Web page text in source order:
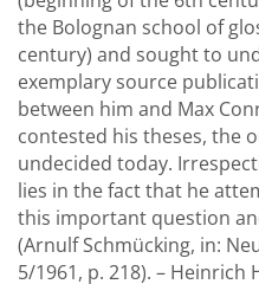
the Bolognan school of
century) and sought to
exemplary source
between him and Max
contested his theses, the
undecided today.
lies in the fact that he
this important question
(Arnulf Schmücking, in:
5/1961, p. 218). –